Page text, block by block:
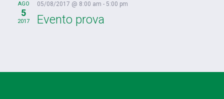
AGO
5
2017
05/08/2017 @ 8:00 am - 5:00 pm
Evento prova